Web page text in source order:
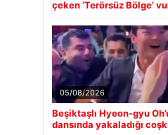
çeken ‘Terörsüz Bölge’
05/08/2026
Beşiktaşlı Hyeon-gyu
dansında yakaladığı